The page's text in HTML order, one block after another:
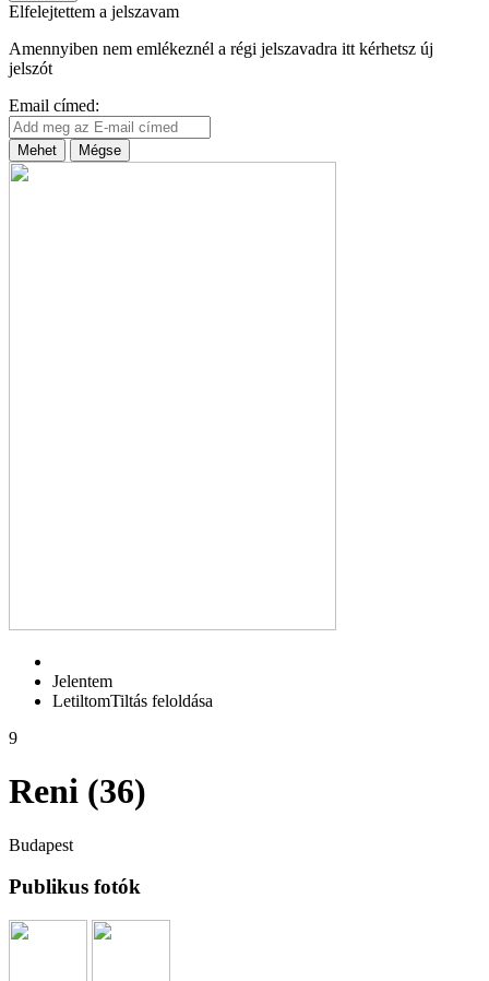
Elfelejtettem a jelszavam
Amennyiben nem emlékeznél a régi jelszavadra itt kérhetsz új
jelszót
Email címed:
Mehet Mégse
Jelentem
LetiltomTiltás feloldása
9
Reni (36)
Budapest
Publikus fotók